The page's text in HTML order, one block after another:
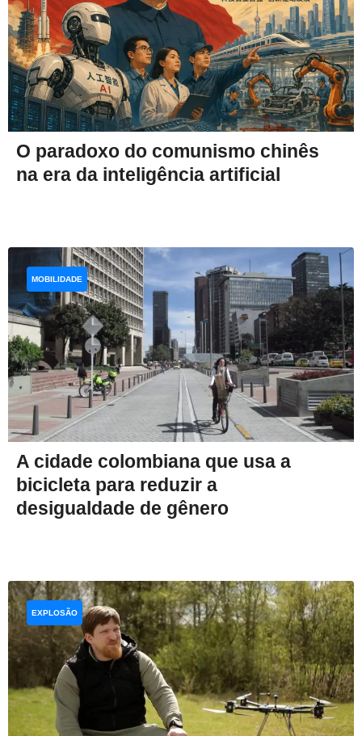
O paradoxo do comunismo chinês
na era da inteligência artificial
A cidade colombiana que usa a
bicicleta para reduzir a
desigualdade de gênero
MOBILIDADE
EXPLOSÃO